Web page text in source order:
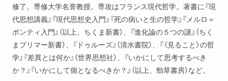
修了。専修大学名誉教授。専攻はフランス現代哲学。著書に『現
代思想講義』『現代思想史入門』『死の病いと生の哲学』『メルロ＝
ポンティ入門』（以上、ちくま新書）、『進化論の５つの謎』（ちく
まプリマー新書）、『ドゥルーズ』（清水書院）、『〈見ること〉の哲
学』『差異とは何か』（世界思想社）、『いかにして思考するべき
か？』『いかにして個となるべきか？』（以上、勁草書房）など。